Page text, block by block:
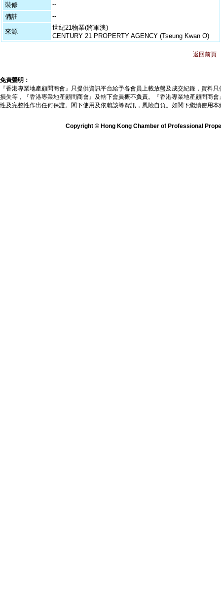
裝修
--
備註
--
來源
世紀21物業(將軍澳)
CENTURY 21 PROPERTY AGENCY (Tseung Kwan O)
返回前頁
免責聲明：
『香港專業地產顧問商會』只提供資訊平台給予各會員上載放盤及成交紀錄，資料
損失等，『香港專業地產顧問商會』及轄下會員概不負責。『香港專業地產顧問商
性及完整性作出任何保證。閣下使用及依賴該等資訊，風險自負。如閣下繼續使用
Copyright © Hong Kong Chamber of Professional